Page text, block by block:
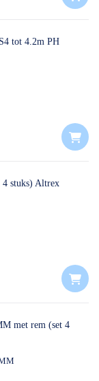
tot 4.2m PH
4 stuks) Altrex
met rem (set 4